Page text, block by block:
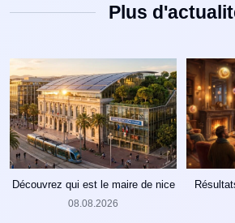
Plus
Découvrez qui est le maire de nice
08.08.2026